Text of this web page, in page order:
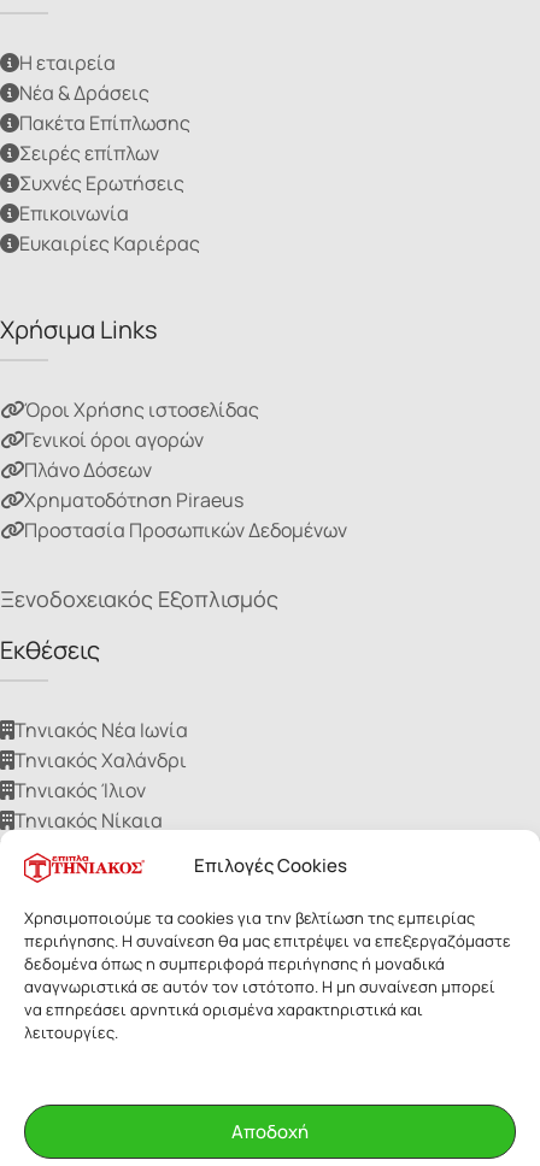
Επιλογές Cookies
Χρησιμοποιούμε τα cookies για την βελτίωση της εμπειρίας
περιήγησης. Η συναίνεση θα μας επιτρέψει να επεξεργαζόμαστε
δεδομένα όπως η συμπεριφορά περιήγησης ή μοναδικά
αναγνωριστικά σε αυτόν τον ιστότοπο. Η μη συναίνεση μπορεί
να επηρεάσει αρνητικά ορισμένα χαρακτηριστικά και
λειτουργίες.
Αποδοχή
Η εταιρεία
Νέα & Δράσεις
Πακέτα Επίπλωσης
Σειρές επίπλων
Συχνές Ερωτήσεις
Επικοινωνία
Ευκαιρίες Καριέρας
Χρήσιμα Links
Όροι Χρήσης ιστοσελίδας
Γενικοί όροι αγορών
Πλάνο Δόσεων
Χρηματοδότηση Piraeus
Προστασία Προσωπικών Δεδομένων
Ξενοδοχειακός Εξοπλισμός
Εκθέσεις
Τηνιακός Νέα Ιωνία
Τηνιακός Χαλάνδρι
Τηνιακός Ίλιον
Τηνιακός Νίκαια
Τηνιακός Ηλιούπολη
ΕΠΙΠΛΑ ΤΗΝΙΑΚΟΣ
- Με επιφύλαξη παντός δικαιώματος. Οι
εικόνες των προϊόντων ανήκουν αποκλειστικά στην Τηνιακός Α.Ε.